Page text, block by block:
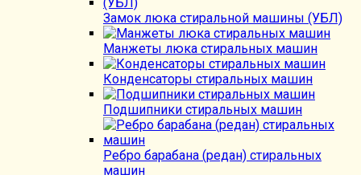
Замок люка стиральной машины (УБЛ)
Манжеты люка стиральных машин
Конденсаторы стиральных машин
Подшипники стиральных машин
Ребро барабана (редан) стиральных
машин